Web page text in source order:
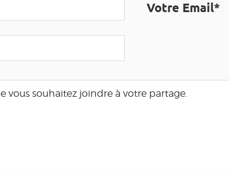
Votre Email*